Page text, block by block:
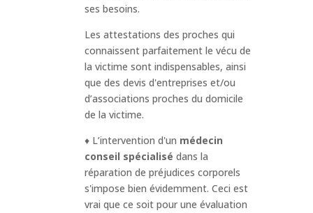
ses besoins.
Les attestations des proches qui
connaissent parfaitement le vécu de
la victime sont indispensables, ainsi
que des devis d'entreprises et/ou
d’associations proches du domicile
de la victime.
♦ L’intervention d'un médecin
conseil spécialisé dans la
réparation de préjudices corporels
s'impose bien évidemment. Ceci est
vrai que ce soit pour une évaluation